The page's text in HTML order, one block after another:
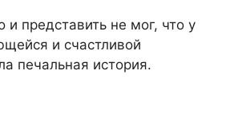
и представить не мог, что у
и счастливой
печальная история.